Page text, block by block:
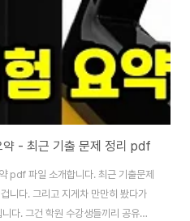
약 - 최근 기출 문제 정리 pdf
pdf 파일 소개합니다. 최근 기출문제
니다. 그리고 지게차 만만히 봤다가
다. 그건 학원 수강생들끼리 공유하